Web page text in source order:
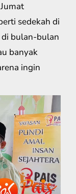
sedekah di
di bulan-bulan
banyak
ingin